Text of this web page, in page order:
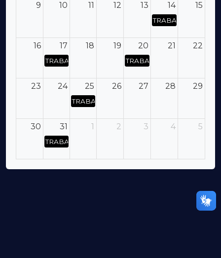
9 10 11 12 13 14
TRABALHISTA -
15
16 17
TRABALHISTA - OBRIGAÇÕES TRABALHISTAS E
18 19 20
TRABALHISTA -
21 22
23 24 25
TRABALHISTA - OBRIGAÇÕES
26 27 28 29
30 31
TRABALHISTA - OBRIGAÇÕES TRABALHISTAS E
1 2 3 4 5